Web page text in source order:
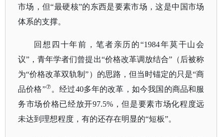
市场，但“最硬核”的东西是要素市场，这是中国市场
体系的支撑。
回想四十年前，笔者亲历的“1984年莫干山会
议”，青年学者们曾提出“价格改革调放结合”（后被称
为“价格改革双轨制”）的思路，但当时锚定的只是“商
品价格”⑦ 。经过40多年的改革，如今我国的商品和服
务市场价格已经放开97.5%，但是要素市场化程度远
未达到理想程度，有的还存在明显的“短板”。